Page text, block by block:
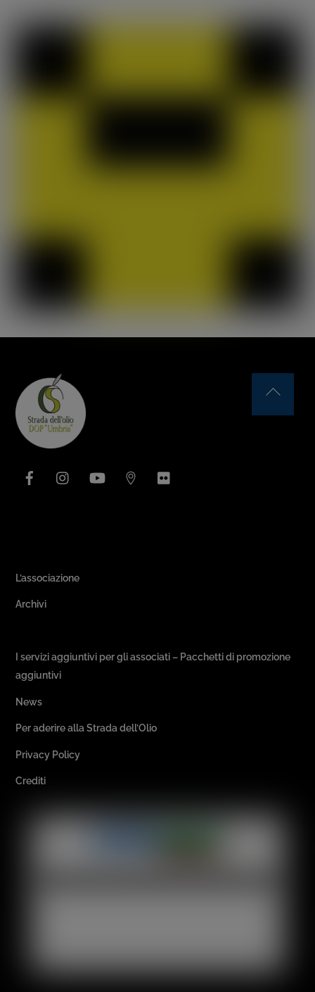
YouTube
L’associazione
Archivi
I servizi aggiuntivi per gli associati – Pacchetti di promozione
aggiuntivi
News
Per aderire alla Strada dell’Olio
Privacy Policy
Crediti